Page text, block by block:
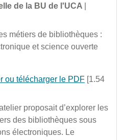
de la BU de l'UCA
métiers de bibliothèques :
et science ouverte
ou télécharger le PDF [1.54
proposait d’explorer les
des bibliothèques sous
électroniques. Le